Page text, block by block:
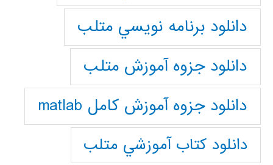
دانلود برنامه نويسي متلب
دانلود جزوه آموزش متلب
دانلود جزوه آموزش کامل matlab
دانلود كتاب آموزشي متلب